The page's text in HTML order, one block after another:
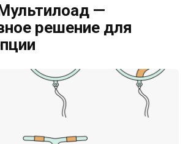
—
решение для